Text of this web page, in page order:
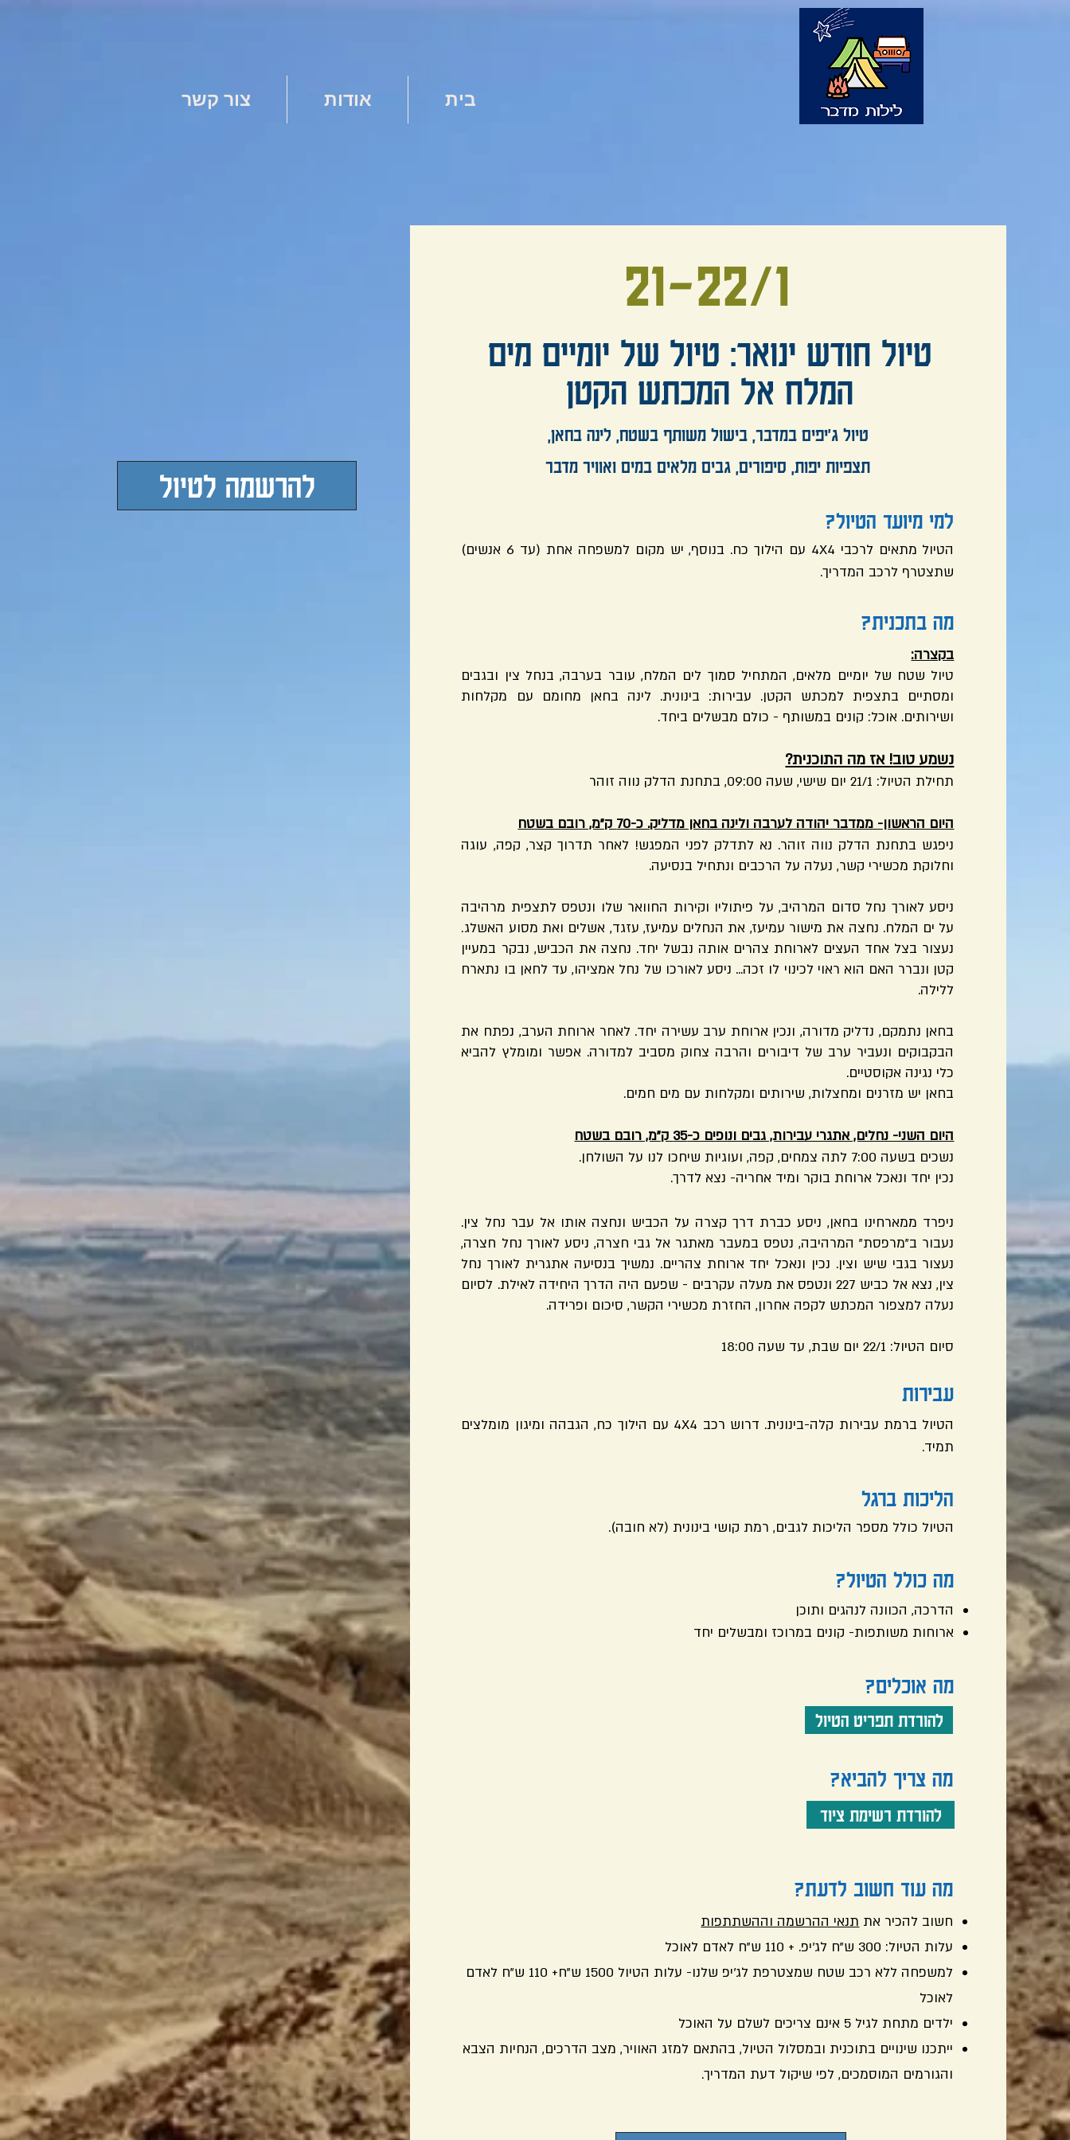
צור קשר אודות בית
להרשמה לטיול
21-22/1
טיול חודש ינואר: טיול של יומיים מים
המלח אל המכתש הקטן
טיול ג'יפים במדבר, בישול משותף בשטח, לינה בחאן,
תצפיות יפות, סיפורים, גבים מלאים במים ואוויר מדבר
למי מיועד הטיול?
הטיול מתאים לרכבי 4X4 עם הילוך כח. בנוסף, יש מקום למשפחה אחת (עד 6 אנשים)
שתצטרף לרכב המדריך.
מה בתכנית?
בקצרה:
טיול שטח של יומיים מלאים, המתחיל סמוך לים המלח, עובר בערבה, בנחל צין ובגבים
ומסתיים בתצפית למכתש הקטן. עבירות: בינונית. לינה בחאן מחומם עם מקלחות
ושירותים. אוכל: קונים במשותף - כולם מבשלים ביחד.
נשמע טוב! אז מה התוכנית?
תחילת הטיול: 21/1 יום שישי, שעה 09:00, בתחנת הדלק נווה זוהר
היום הראשון- ממדבר יהודה לערבה ולינה בחאן מדליק. כ-70 ק"מ, רובם בשטח
ניפגש בתחנת הדלק נווה זוהר. נא לתדלק לפני המפגש! לאחר תדרוך קצר, קפה, עוגה
וחלוקת מכשירי קשר, נעלה על הרכבים ונתחיל בנסיעה.
ניסע לאורך נחל סדום המרהיב, על פיתוליו וקירות החוואר שלו ונטפס לתצפית מרהיבה
על ים המלח. נחצה את מישור עמיעז, את הנחלים עמיעז, עזגד, אשלים ואת מסוע האשלג.
נעצור בצל אחד העצים לארוחת צהרים אותה נבשל יחד. נחצה את הכביש, נבקר במעיין
קטן ונברר האם הוא ראוי לכינוי לו זכה... ניסע לאורכו של נחל אמציהו, עד לחאן בו נתארח
ללילה.
בחאן נתמקם, נדליק מדורה, ונכין ארוחת ערב עשירה יחד. לאחר ארוחת הערב, נפתח את
הבקבוקים ונעביר ערב של דיבורים והרבה צחוק מסביב למדורה. אפשר ומומלץ להביא
כלי נגינה אקוסטיים.
בחאן יש מזרנים ומחצלות, שירותים ומקלחות עם מים חמים.
היום השני- נחלים, אתגרי עבירות, גבים ונופים כ-35 ק"מ, רובם בשטח
נשכים בשעה 7:00 לתה צמחים, קפה, ועוגיות שיחכו לנו על השולחן.
נכין יחד ונאכל ארוחת בוקר ומיד אחריה- נצא לדרך.
ניפרד ממארחינו בחאן, ניסע כברת דרך קצרה על הכביש ונחצה אותו אל עבר נחל צין.
נעבור ב"מרפסת" המרהיבה, נטפס במעבר מאתגר אל גבי חצרה, ניסע לאורך נחל חצרה,
נעצור בגבי שיש וצין. נכין ונאכל יחד ארוחת צהריים. נמשיך בנסיעה אתגרית לאורך נחל
צין, נצא אל כביש 227 ונטפס את מעלה עקרבים - שפעם היה הדרך היחידה לאילת. לסיום
נעלה למצפור המכתש לקפה אחרון, החזרת מכשירי הקשר, סיכום ופרידה.
סיום הטיול: 22/1 יום שבת, עד שעה 18:00
עבירות
הטיול ברמת עבירות קלה-בינונית. דרוש רכב 4X4 עם הילוך כח, הגבהה ומיגון מומלצים
תמיד.
הליכות ברגל
הטיול כולל מספר הליכות לגבים, רמת קושי בינונית (לא חובה).
מה כולל הטיול?
הדרכה, הכוונה לנהגים ותוכן
ארוחות משותפות- קונים במרוכז ומבשלים יחד
מה אוכלים?
להורדת תפריט הטיול
מה צריך להביא?
להורדת רשימת ציוד
מה עוד חשוב לדעת?
חשוב להכיר את תנאי ההרשמה וההשתתפות
עלות הטיול: 300 ש"ח לג'יפ. + 110 ש"ח לאדם לאוכל
למשפחה ללא רכב שטח שמצטרפת לג'יפ שלנו- עלות הטיול 1500 ש"ח+ 110 ש"ח לאדם
לאוכל
ילדים מתחת לגיל 5 אינם צריכים לשלם על האוכל
ייתכנו שינויים בתוכנית ובמסלול הטיול, בהתאם למזג האוויר, מצב הדרכים, הנחיות הצבא
והגורמים המוסמכים, לפי שיקול דעת המדריך.